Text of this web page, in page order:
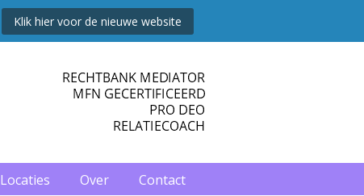
Klik hier voor de nieuwe website
Locaties Over Contact